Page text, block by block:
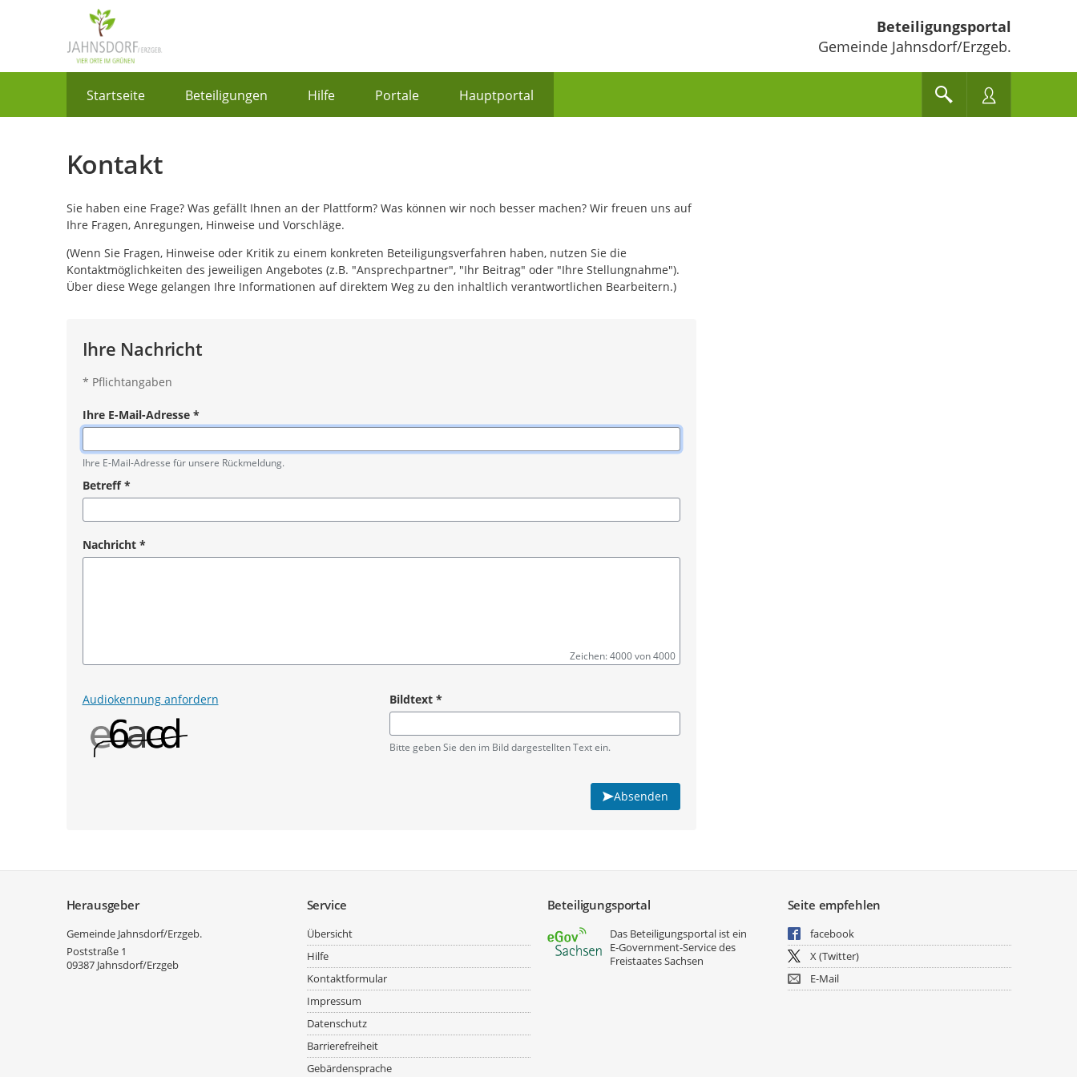
Beteiligungsportal
Gemeinde Jahnsdorf/Erzgeb.
Startseite Beteiligungen Hilfe Portale Hauptportal
Kontakt
Sie haben eine Frage? Was gefällt Ihnen an der Plattform? Was können wir noch besser machen? Wir freuen uns auf
Ihre Fragen, Anregungen, Hinweise und Vorschläge.
(Wenn Sie Fragen, Hinweise oder Kritik zu einem konkreten Beteiligungsverfahren haben, nutzen Sie die
Kontaktmöglichkeiten des jeweiligen Angebotes (z.B. "Ansprechpartner", "Ihr Beitrag" oder "Ihre Stellungnahme").
Über diese Wege gelangen Ihre Informationen auf direktem Weg zu den inhaltlich verantwortlichen Bearbeitern.)
Ihre Nachricht
* Pflichtangaben
Ihre E-Mail-Adresse*
Pflichtangabe
Ihre E-Mail-Adresse für unsere Rückmeldung.
Betreff*
Nachricht*
Zeichen: 4000 von 4000
Audiokennung anfordern Bildtext *
Pflichtangabe
Bitte geben Sie den im Bild dargestellten Text ein.
Absenden
Herausgeber
Gemeinde Jahnsdorf/Erzgeb.
Poststraße 1
09387 Jahnsdorf/Erzgeb
Service
Übersicht
Hilfe
Kontaktformular
Impressum
Datenschutz
Barrierefreiheit
Gebärdensprache
Beteiligungsportal
Das Beteiligungsportal ist ein
E‑Government-Service des
Freistaates Sachsen
Seite empfehlen
facebook
X (Twitter)
E-Mail